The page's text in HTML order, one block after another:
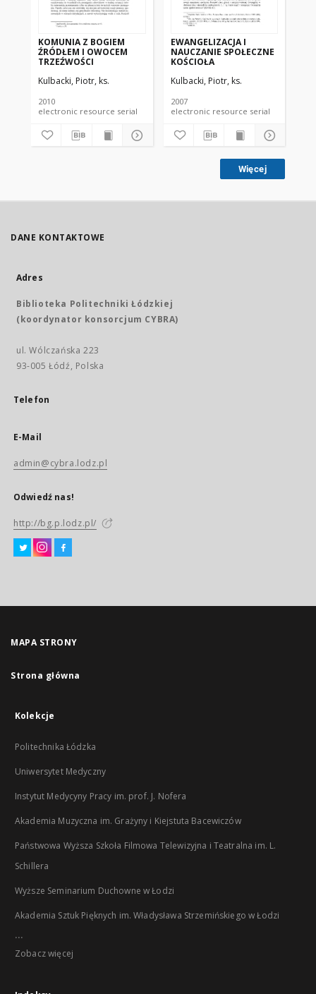
KOMUNIA Z BOGIEM
ŹRÓDŁEM I OWOCEM
TRZEŹWOŚCI
Kulbacki, Piotr, ks.
2010
electronic resource serial
EWANGELIZACJA I
NAUCZANIE SPOŁECZNE
KOŚCIOŁA
Kulbacki, Piotr, ks.
2007
electronic resource serial
Więcej
DANE KONTAKTOWE
Adres
Biblioteka Politechniki Łódzkiej
(koordynator konsorcjum CYBRA)
ul. Wólczańska 223
93-005 Łódź, Polska
Telefon
E-Mail
admin@cybra.lodz.pl
Odwiedź nas!
http://bg.p.lodz.pl/
MAPA STRONY
Strona główna
Kolekcje
Politechnika Łódzka
Uniwersytet Medyczny
Instytut Medycyny Pracy im. prof. J. Nofera
Akademia Muzyczna im. Grażyny i Kiejstuta Bacewiczów
Państwowa Wyższa Szkoła Filmowa Telewizyjna i Teatralna im. L.
Schillera
Wyższe Seminarium Duchowne w Łodzi
Akademia Sztuk Pięknych im. Władysława Strzemińskiego w Łodzi
...
Zobacz więcej